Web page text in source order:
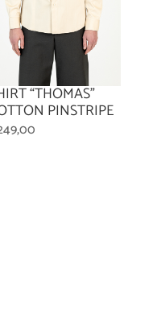
“THOMAS”
PINSTRIPE